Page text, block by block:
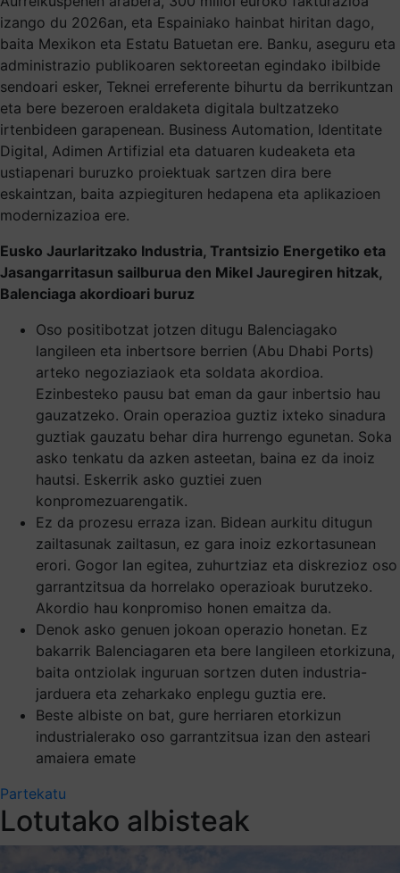
izango du 2026an, eta Espainiako hainbat hiritan dago,
baita Mexikon eta Estatu Batuetan ere. Banku, aseguru eta
administrazio publikoaren sektoreetan egindako ibilbide
sendoari esker, Teknei erreferente bihurtu da berrikuntzan
eta bere bezeroen eraldaketa digitala bultzatzeko
irtenbideen garapenean. Business Automation, Identitate
Digital, Adimen Artifizial eta datuaren kudeaketa eta
ustiapenari buruzko proiektuak sartzen dira bere
eskaintzan, baita azpiegituren hedapena eta aplikazioen
modernizazioa ere.
Eusko Jaurlaritzako Industria, Trantsizio Energetiko eta
Jasangarritasun sailburua den Mikel Jauregiren hitzak,
Balenciaga akordioari buruz
Oso positibotzat jotzen ditugu Balenciagako
langileen eta inbertsore berrien (Abu Dhabi Ports)
arteko negoziaziaok eta soldata akordioa.
Ezinbesteko pausu bat eman da gaur inbertsio hau
gauzatzeko. Orain operazioa guztiz ixteko sinadura
guztiak gauzatu behar dira hurrengo egunetan. Soka
asko tenkatu da azken asteetan, baina ez da inoiz
hautsi. Eskerrik asko guztiei zuen
konpromezuarengatik.
Ez da prozesu erraza izan. Bidean aurkitu ditugun
zailtasunak zailtasun, ez gara inoiz ezkortasunean
erori. Gogor lan egitea, zuhurtziaz eta diskrezioz oso
garrantzitsua da horrelako operazioak burutzeko.
Akordio hau konpromiso honen emaitza da.
Denok asko genuen jokoan operazio honetan. Ez
bakarrik Balenciagaren eta bere langileen etorkizuna,
baita ontziolak inguruan sortzen duten industria-
jarduera eta zeharkako enplegu guztia ere.
Beste albiste on bat, gure herriaren etorkizun
industrialerako oso garrantzitsua izan den asteari
amaiera emate
Partekatu
Lotutako albisteak